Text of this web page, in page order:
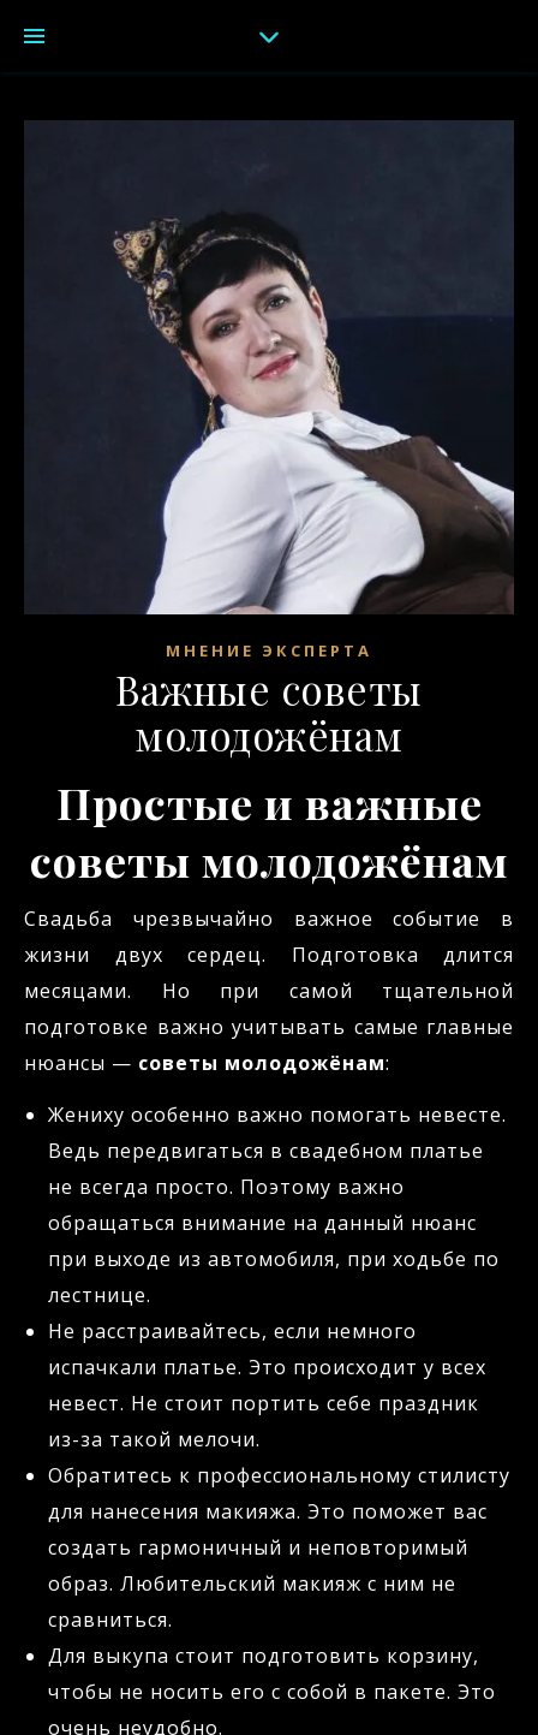
МНЕНИЕ ЭКСПЕРТА
Важные советы
молодожёнам
Простые и важные
советы молодожёнам
Свадьба чрезвычайно важное событие в
жизни двух сердец. Подготовка длится
месяцами. Но при самой тщательной
подготовке важно учитывать самые главные
нюансы — советы молодожёнам:
Жениху особенно важно помогать невесте.
Ведь передвигаться в свадебном платье
не всегда просто. Поэтому важно
обращаться внимание на данный нюанс
при выходе из автомобиля, при ходьбе по
лестнице.
Не расстраивайтесь, если немного
испачкали платье. Это происходит у всех
невест. Не стоит портить себе праздник
из-за такой мелочи.
Обратитесь к профессиональному стилисту
для нанесения макияжа. Это поможет вас
создать гармоничный и неповторимый
образ. Любительский макияж с ним не
сравниться.
Для выкупа стоит подготовить корзину,
чтобы не носить его с собой в пакете. Это
очень неудобно.